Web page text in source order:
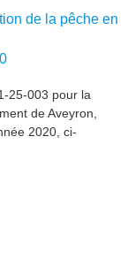
de la pêche en
25-003 pour la
de Aveyron,
2020, ci-